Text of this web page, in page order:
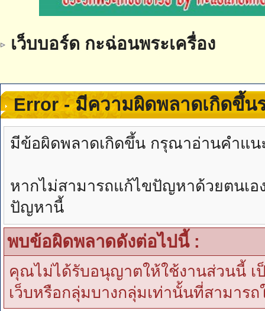
เว็บบอร์ด กะฉ่อนพระเครื่อง
Error - มีความผิดพลาดเกิดขึ้น
มีข้อผิดพลาดเกิดขึ้น กรุณาอ่านคำแน
หากไม่สามารถแก้ไขปัญหาด้วยตนเ
ปัญหานี้
พบข้อผิดพลาดดังต่อไปนี้ :
คุณไม่ได้รับอนุญาตให้ใช้งานส่วนนี้ เ
เว็บหรือกลุ่มบางกลุ่มเท่านั้นที่สามารถ